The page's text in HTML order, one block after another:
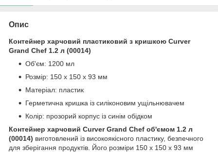
Опис
Контейнер харчовий пластиковий з кришкою Curver
Grand Chef 1.2 л (00014)
Об'єм: 1200 мл
Розмір: 150 х 150 х 93 мм
Матеріал: пластик
Герметична кришка із силіконовим ущільнювачем
Колір: прозорий корпус із синім обідком
Контейнер харчовий Curver Grand Chef об'ємом 1.2 л
(00014) виготовлений із високоякісного пластику, безпечного
для зберігання продуктів. Його розміри 150 x 150 x 93 мм